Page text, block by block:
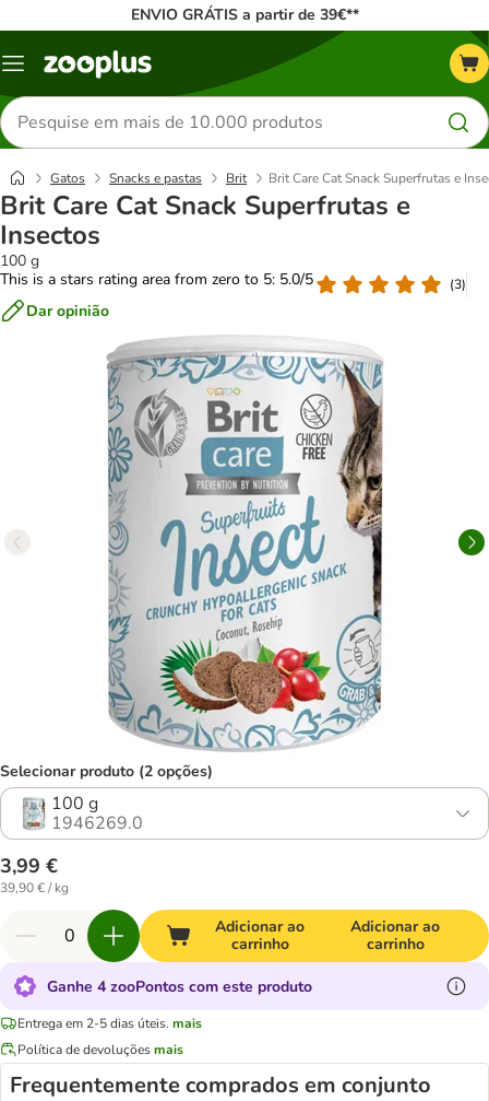
ENVIO GRÁTIS a partir de 39€**
Menu
Pesquisar
produtos
Gatos Snacks e pastas Brit Brit Care Cat Snack Superfrutas e
Brit Care Cat Snack Superfrutas e
Insectos
100 g
This is a stars rating area from zero to 5: 5.0/5
(3)
Dar opinião
Selecionar produto (2 opções)
100 g
1946269.0
3,99 €
39,90 € / kg
Adicionar ao
carrinho
Adicionar ao
carrinho
Ganhe 4 zooPontos com este produto
Entrega em 2-5 dias úteis. mais
Política de devoluçõesmais
Frequentemente comprados em conjunto